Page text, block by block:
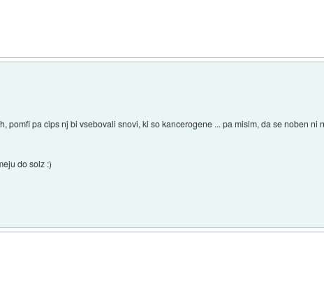
pomfi pa cips nj bi vsebovali snovi, ki so kancerogene ... pa mislm, da se noben ni
do solz :)